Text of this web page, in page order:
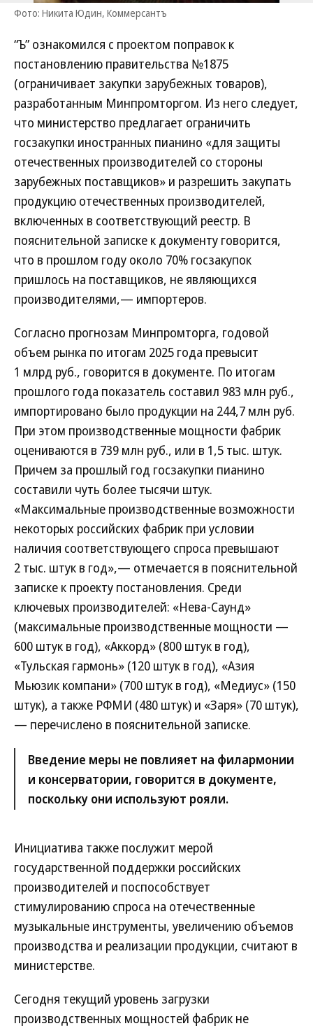
Фото: Никита Юдин, Коммерсантъ
“Ъ” ознакомился с проектом поправок к
постановлению правительства №1875
(ограничивает закупки зарубежных товаров),
разработанным Минпромторгом. Из него следует,
что министерство предлагает ограничить
госзакупки иностранных пианино «для защиты
отечественных производителей со стороны
зарубежных поставщиков» и разрешить закупать
продукцию отечественных производителей,
включенных в соответствующий реестр. В
пояснительной записке к документу говорится,
что в прошлом году около 70% госзакупок
пришлось на поставщиков, не являющихся
производителями,— импортеров.
Согласно прогнозам Минпромторга, годовой
объем рынка по итогам 2025 года превысит
1 млрд руб., говорится в документе. По итогам
прошлого года показатель составил 983 млн руб.,
импортировано было продукции на 244,7 млн руб.
При этом производственные мощности фабрик
оцениваются в 739 млн руб., или в 1,5 тыс. штук.
Причем за прошлый год госзакупки пианино
составили чуть более тысячи штук.
«Максимальные производственные возможности
некоторых российских фабрик при условии
наличия соответствующего спроса превышают
2 тыс. штук в год»,— отмечается в пояснительной
записке к проекту постановления. Среди
ключевых производителей: «Нева-Саунд»
(максимальные производственные мощности —
600 штук в год), «Аккорд» (800 штук в год),
«Тульская гармонь» (120 штук в год), «Азия
Мьюзик компани» (700 штук в год), «Медиус» (150
штук), а также РФМИ (480 штук) и «Заря» (70 штук),
— перечислено в пояснительной записке.
Введение меры не повлияет на филармонии
и консерватории, говорится в документе,
поскольку они используют рояли.
Инициатива также послужит мерой
государственной поддержки российских
производителей и поспособствует
стимулированию спроса на отечественные
музыкальные инструменты, увеличению объемов
производства и реализации продукции, считают в
министерстве.
Сегодня текущий уровень загрузки
производственных мощностей фабрик не